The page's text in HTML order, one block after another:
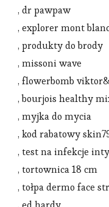
, dr pawpaw
, explorer mont
, produkty do brody
, missoni wave
, flowerbomb
, bourjois healthy
, myjka do mycia
, kod rabatowy
, test na infekcje
, tortownica 18 cm
, tołpa dermo face